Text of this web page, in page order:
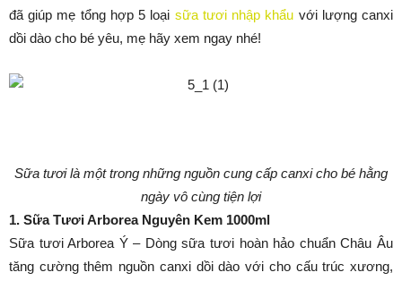
đã giúp mẹ tổng hợp 5 loại sữa tươi nhập khẩu với lượng canxi
dồi dào cho bé yêu, mẹ hãy xem ngay nhé!
Sữa tươi là một trong những nguồn cung cấp canxi cho bé hằng
ngày vô cùng tiện lợi
1. Sữa Tươi Arborea Nguyên Kem 1000ml
Sữa tươi Arborea Ý – Dòng sữa tươi hoàn hảo chuẩn Châu Âu
tăng cường thêm nguồn canxi dồi dào với cho cấu trúc xương,